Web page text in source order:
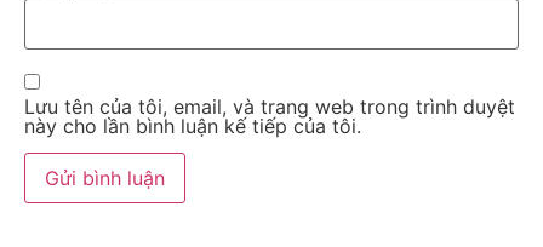
Lưu tên của tôi, email, và trang web trong trình duyệt
này cho lần bình luận kế tiếp của tôi.